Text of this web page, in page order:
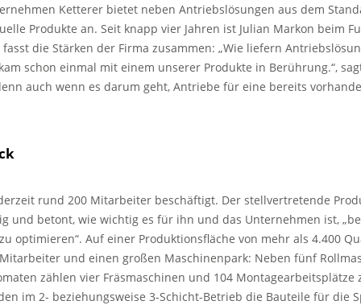
Ketterer bietet neben Antriebslösungen aus dem
Produkte an. Seit knapp vier Jahren ist Julian Markon beim
die Stärken der Firma zusammen: „Wie liefern
schon einmal mit einem unserer Produkte in Berührung.“,
auch wenn es darum geht, Antriebe für eine bereits
rund 200 Mitarbeiter beschäftigt. Der stellvertretende
und betont, wie wichtig es für ihn und das Unternehmen ist,
optimieren“. Auf einer Produktionsfläche von mehr als 4.400
und einen großen Maschinenpark: Neben fünf
zählen vier Fräsmaschinen und 104 Montagearbeitsplätze
im 2- beziehungsweise 3-Schicht-Betrieb die Bauteile für die